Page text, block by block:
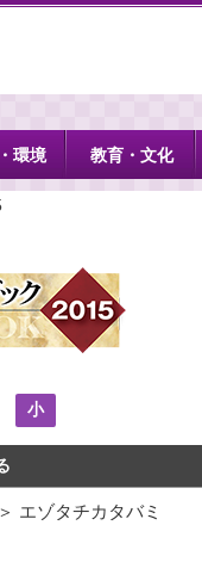
環境 教育・文化
小
＞ エゾタチカタバミ